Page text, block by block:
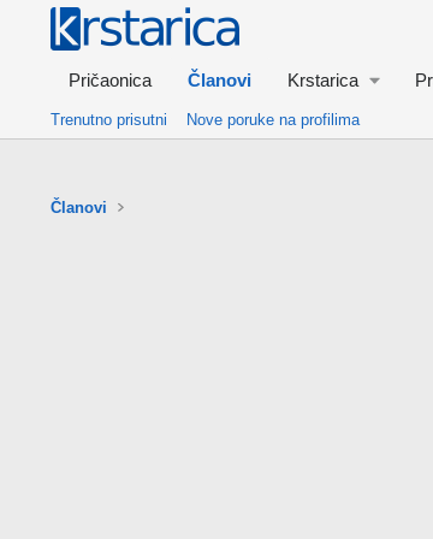
Pričaonica Članovi Krstarica
Trenutno prisutni Nove poruke na profilima
Članovi